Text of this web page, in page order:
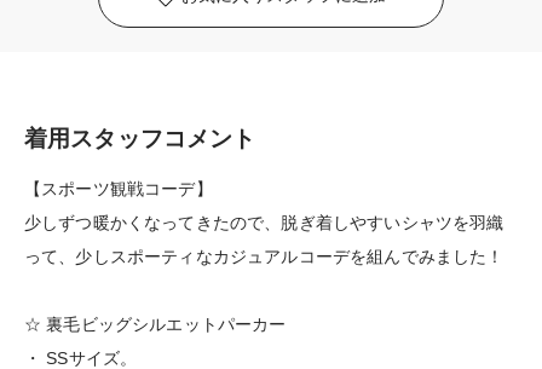
着用スタッフコメント
【スポーツ観戦コーデ】
少しずつ暖かくなってきたので、脱ぎ着しやすいシャツを羽織
って、少しスポーティなカジュアルコーデを組んでみました！
☆ 裏毛ビッグシルエットパーカー
・ SSサイズ。